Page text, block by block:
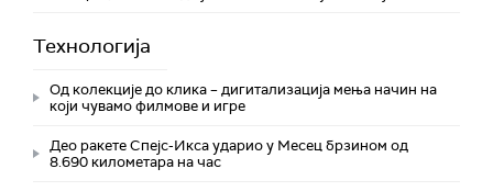
Технологијa
Од колекције до клика – дигитализација мења начин на
који чувамо филмове и игре
Део ракете Спејс-Икса ударио у Месец брзином од
8.690 километара на час